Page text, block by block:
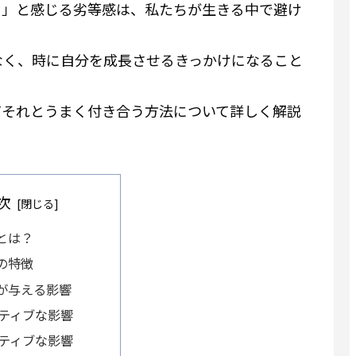
と感じる劣等感は、私たちが生きる中で避け
、時に自分を成長させるきっかけになること
れとうまく付き合う方法について詳しく解説
は？
特徴
与える影響
ィブな影響
ィブな影響